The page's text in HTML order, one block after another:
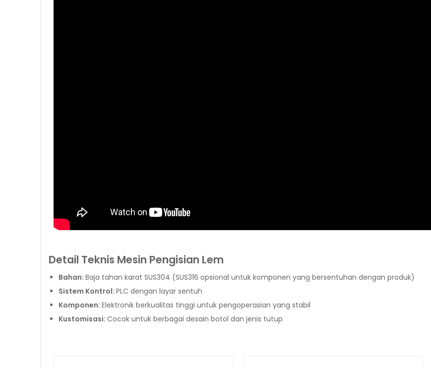
Detail Teknis Mesin Pengisian Lem
Bahan: Baja tahan karat SUS304 (SUS316 opsional untuk komponen yang bersentuhan dengan produk)
Sistem Kontrol: PLC dengan layar sentuh
Komponen: Elektronik berkualitas tinggi untuk pengoperasian yang stabil
Kustomisasi: Cocok untuk berbagai desain botol dan jenis tutup